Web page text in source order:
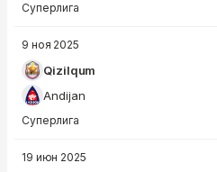
Суперлига
9 ноя 2025
Qizilqum
Andijan
Суперлига
19 июн 2025